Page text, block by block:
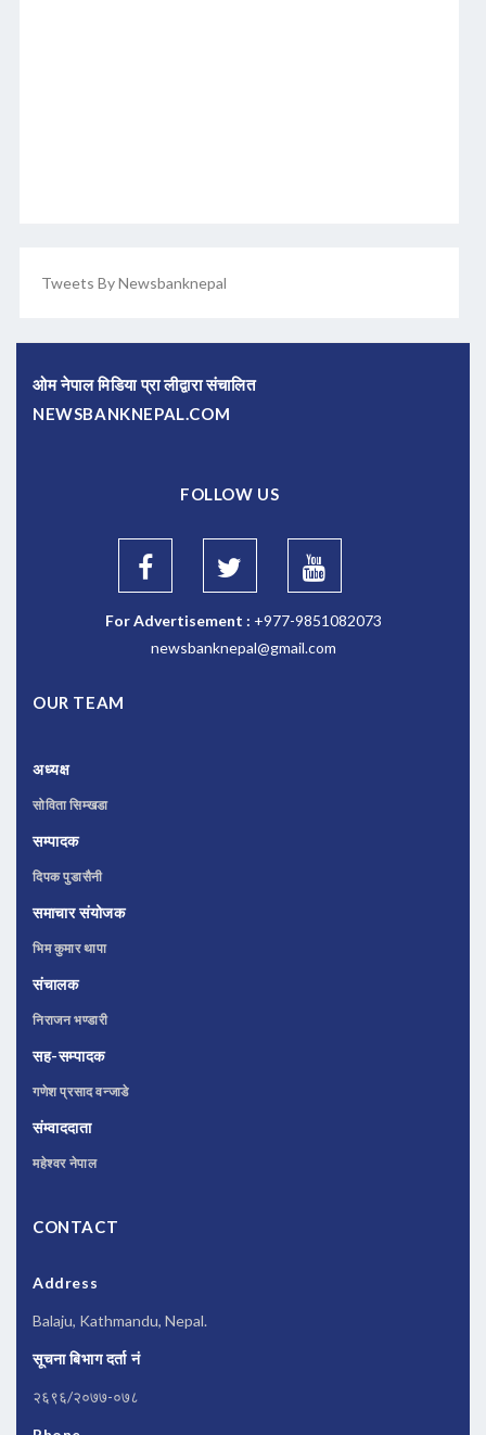
Tweets By Newsbanknepal
ओम नेपाल मिडिया प्रा लीद्वारा संचालित
NEWSBANKNEPAL.COM
FOLLOW US
For Advertisement : +977-9851082073
newsbanknepal@gmail.com
OUR TEAM
अध्यक्ष
सोविता सिम्खडा
सम्पादक
दिपक पुडासैनी
समाचार संयोजक
भिम कुमार थापा
संचालक
निराजन भण्डारी
सह-सम्पादक
गणेश प्रसाद वन्जाडे
संम्वाददाता
महेश्वर नेपाल
CONTACT
Address
Balaju, Kathmandu, Nepal.
सूचना बिभाग दर्ता नं
२६९६/२०७७-०७८